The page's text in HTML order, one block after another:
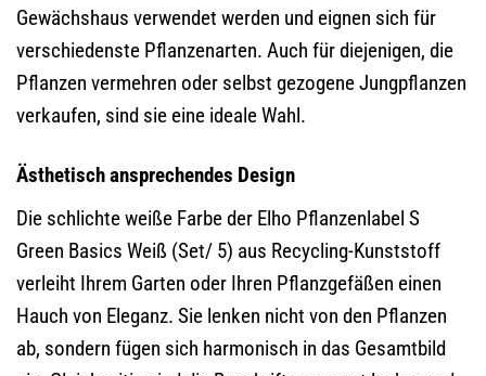
Gewächshaus verwendet werden und eignen sich für
verschiedenste Pflanzenarten. Auch für diejenigen, die
Pflanzen vermehren oder selbst gezogene Jungpflanzen
verkaufen, sind sie eine ideale Wahl.
Ästhetisch ansprechendes Design
Die schlichte weiße Farbe der Elho Pflanzenlabel S
Green Basics Weiß (Set/ 5) aus Recycling-Kunststoff
verleiht Ihrem Garten oder Ihren Pflanzgefäßen einen
Hauch von Eleganz. Sie lenken nicht von den Pflanzen
ab, sondern fügen sich harmonisch in das Gesamtbild